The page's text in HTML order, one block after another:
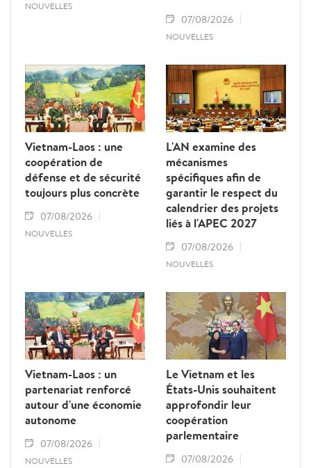
NOUVELLES
07/08/2026
NOUVELLES
Vietnam-Laos : une
coopération de
défense et de sécurité
toujours plus concrète
07/08/2026
NOUVELLES
L'AN examine des
mécanismes
spécifiques afin de
garantir le respect du
calendrier des projets
liés à l'APEC 2027
07/08/2026
NOUVELLES
Vietnam-Laos : un
partenariat renforcé
autour d'une économie
autonome
07/08/2026
NOUVELLES
Le Vietnam et les
États-Unis souhaitent
approfondir leur
coopération
parlementaire
07/08/2026